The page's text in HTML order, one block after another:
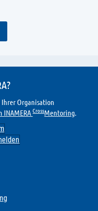
Ihrer Organisation
INAMERACrossMentoring.